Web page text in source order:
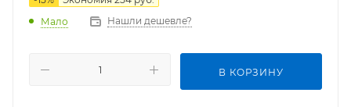
Мало
Нашли дешевле?
В КОРЗИНУ